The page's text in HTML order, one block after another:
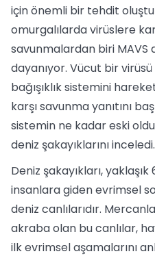
için önemli bir tehdit
omurgalılarda virüslere
savunmalardan biri MAVS
dayanıyor. Vücut bir virüsü
bağışıklık sistemini
karşı savunma yanıtını
sistemin ne kadar eski
deniz şakayıklarını inceledi.
Deniz şakayıkları,
insanlara giden evrimsel
deniz canlılarıdır.
akraba olan bu canlılar,
ilk evrimsel aşamalarını